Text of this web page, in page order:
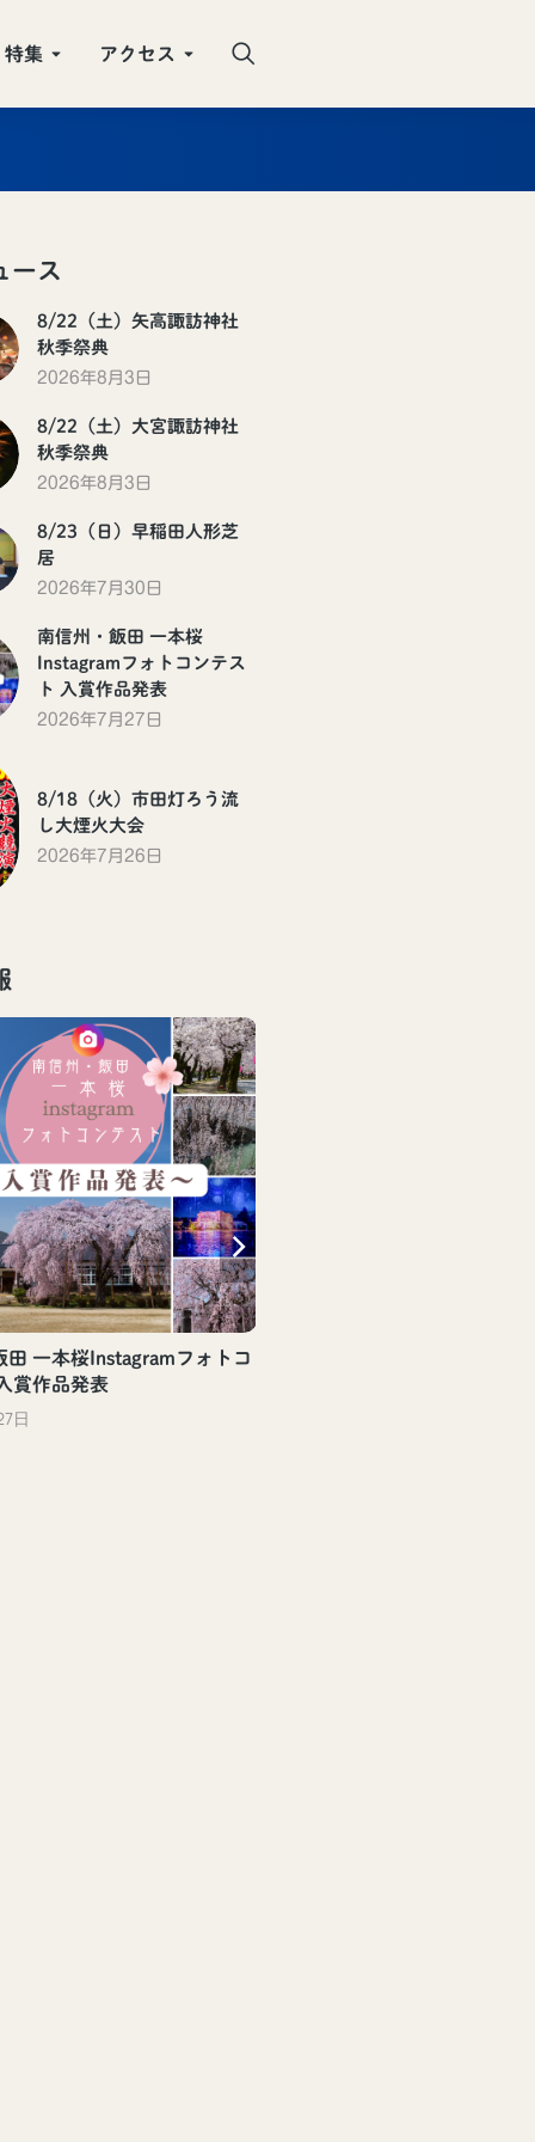
特集 アクセス
ース
8/22（土）矢高諏訪神社
秋季祭典
2026年8月3日
8/22（土）大宮諏訪神社
秋季祭典
2026年8月3日
8/23（日）早稲田人形芝
居
2026年7月30日
南信州・飯田 一本桜
Instagramフォトコンテス
ト 入賞作品発表
2026年7月27日
8/18（火）市田灯ろう流
し大煙火大会
2026年7月26日
田 一本桜Instagramフォトコ
賞作品発表
日